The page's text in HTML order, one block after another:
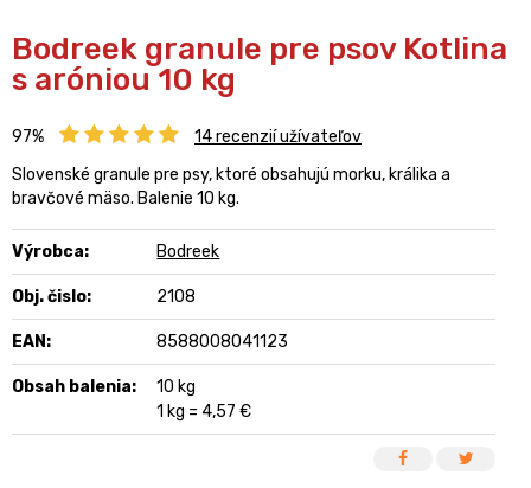
Bodreek granule pre psov Kotlina
s aróniou 10 kg
97% 14recenzií užívateľov
Slovenské granule pre psy, ktoré obsahujú morku, králika a
bravčové mäso. Balenie 10 kg.
Výrobca: Bodreek
Obj. čislo: 2108
EAN: 8588008041123
Obsah balenia:
10 kg
1 kg = 4,57 €